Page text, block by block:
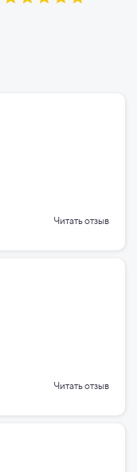
Читать отзыв
Читать отзыв